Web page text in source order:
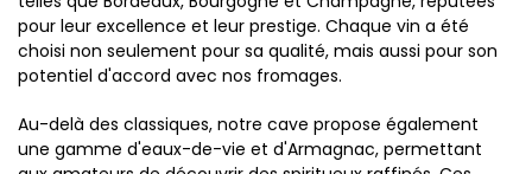
pour leur excellence et leur prestige. Chaque vin a été
choisi non seulement pour sa qualité, mais aussi pour son
potentiel d'accord avec nos fromages.
Au-delà des classiques, notre cave propose également
une gamme d'eaux-de-vie et d'Armagnac, permettant